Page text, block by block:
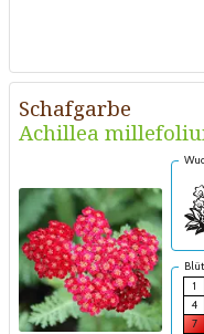
Schafgarbe
Achillea
1
4
7